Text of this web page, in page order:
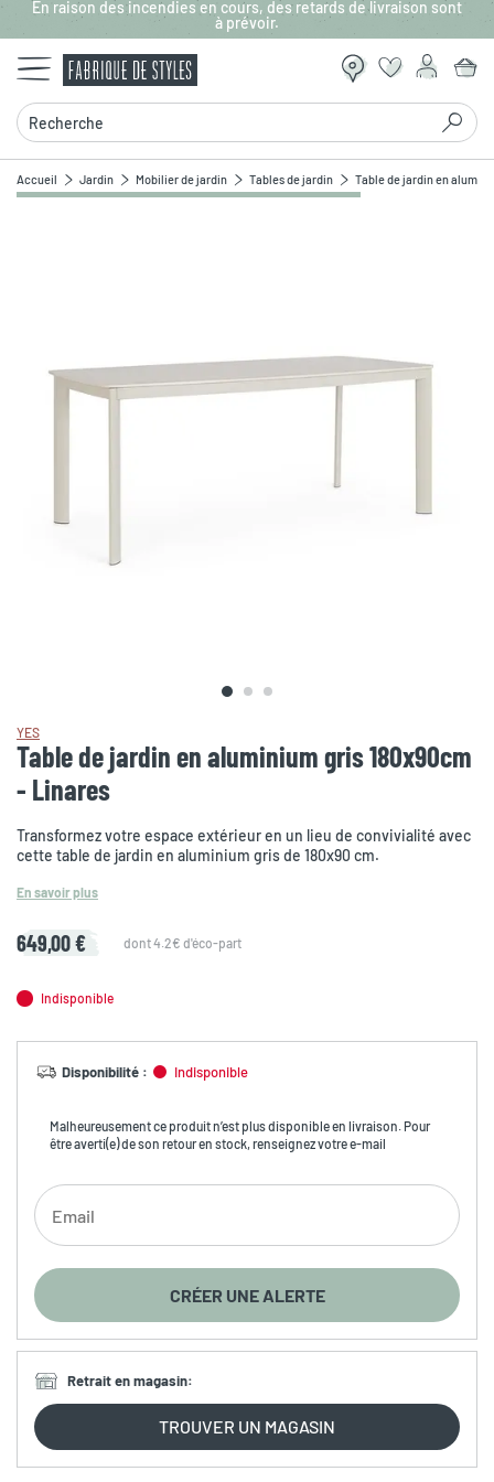
Aller au contenu principal
En raison des incendies en cours, des retards de livraison sont
à prévoir.
Recherche
Accueil Jardin Mobilier de jardin Tables de jardin Table de jardin en
YES
Table de jardin en aluminium gris 180x90cm
- Linares
Transformez votre espace extérieur en un lieu de convivialité avec
cette table de jardin en aluminium gris de 180x90 cm.
En savoir plus
649,00 € dont 4.2€ d'éco-part
Indisponible
Disponibilité : Indisponible
Malheureusement ce produit n’est plus disponible en livraison. Pour
être averti(e) de son retour en stock, renseignez votre e-mail
CRÉER UNE ALERTE
Retrait en magasin:
TROUVER UN MAGASIN